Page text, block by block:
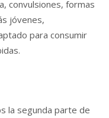
convulsiones, formas
jóvenes,
para consumir
la segunda parte de